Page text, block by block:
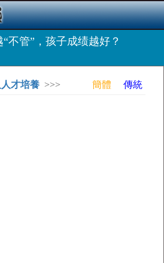
不管”，孩子成绩越好？
才培養 >>> 簡體 傳統